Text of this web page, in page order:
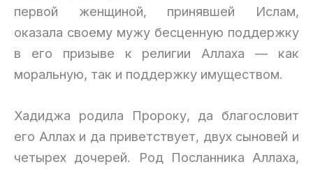
первой женщиной, принявшей Ислам,
оказала своему мужу бесценную поддержку
в его призыве к религии Аллаха — как
моральную, так и поддержку имуществом.
Хадиджа родила Пророку, да благословит
его Аллах и да приветствует, двух сыновей и
четырех дочерей. Род Посланника Аллаха,